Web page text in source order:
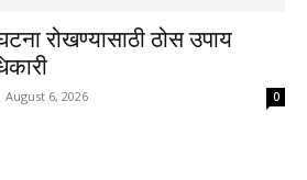
रोखण्यासाठी ठोस उपाय
August 6, 2026 0